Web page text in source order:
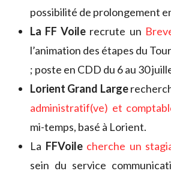
possibilité de prolongement
La FF Voile recrute un
l’animation des étapes du
; poste en CDD du 6 au 30
Lorient Grand Large
administratif(ve) et
mi-temps, basé à Lorient.
La FFVoile cherche un
sein du service